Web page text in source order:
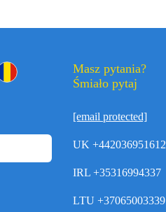
Masz pytania?
Śmiało pytaj
[email protected]
UK +442036951612
IRL +35316994337
LTU +37065003339